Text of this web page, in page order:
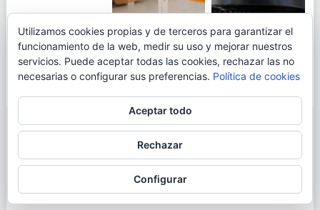
JUEGA AL
CANICÓDROMO
DIGITAL DE
OPENBANK
ING TOCA SUELO EN
LA RENTABILIDAD
DE SU CUENTA
NARANJA: 0,01% TAE
EVO BANK
PERMITIRÁ
INGRESAR DINERO
DESDE LAS OFICINAS
© 2026BLOGAHORRO.
CONTACTA CON EL AUTOR
MAPA DE LA WEB
MÁS INFORMACIÓN SOBRE LAS COOKIES
POLÍTICA DE COOKIES
Utilizamos cookies propias y de terceros para garantizar el
funcionamiento de la web, medir su uso y mejorar nuestros
servicios. Puede aceptar todas las cookies, rechazar las no
necesarias o configurar sus preferencias. Política de cookies
Aceptar todo
Rechazar
Configurar